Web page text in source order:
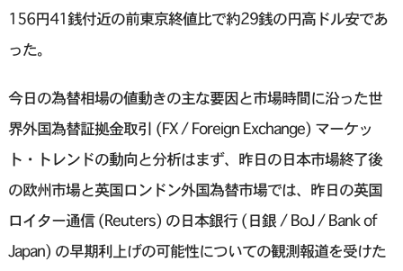
156円41銭付近の前東京終値比で約29銭の円高ドル安であ
った。
今日の為替相場の値動きの主な要因と市場時間に沿った世
界外国為替証拠金取引 (FX / Foreign Exchange) マーケッ
ト・トレンドの動向と分析はまず、昨日の日本市場終了後
の欧州市場と英国ロンドン外国為替市場では、昨日の英国
ロイター通信 (Reuters) の日本銀行 (日銀 / BoJ / Bank of
Japan) の早期利上げの可能性についての観測報道を受けた